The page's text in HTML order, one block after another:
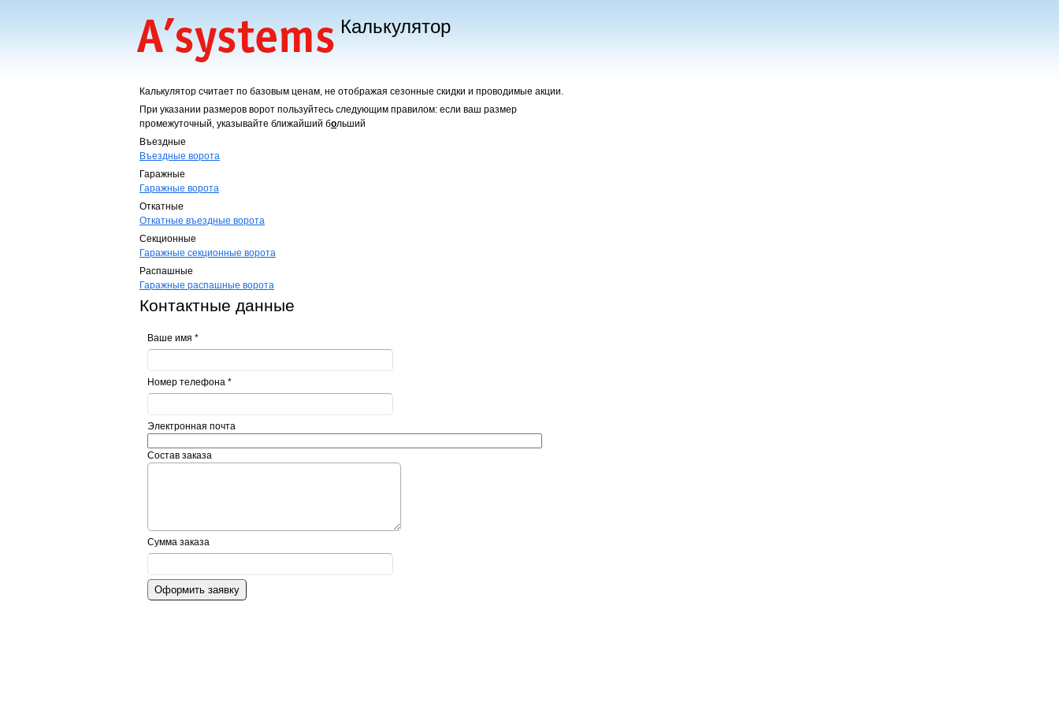
Калькулятор
Калькулятор считает по базовым ценам, не отображая сезонные скидки и проводимые акции.
При указании размеров ворот пользуйтесь следующим правилом: если ваш размер
промежуточный, указывайте ближайший больший
Въездные
Въездные ворота
Гаражные
Гаражные ворота
Откатные
Откатные въездные ворота
Секционные
Гаражные секционные ворота
Распашные
Гаражные распашные ворота
Контактные данные
Ваше имя *
Номер телефона *
Электронная почта
Состав заказа
Сумма заказа